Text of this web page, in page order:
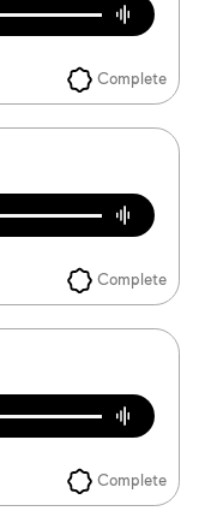
Complete
Complete
Complete